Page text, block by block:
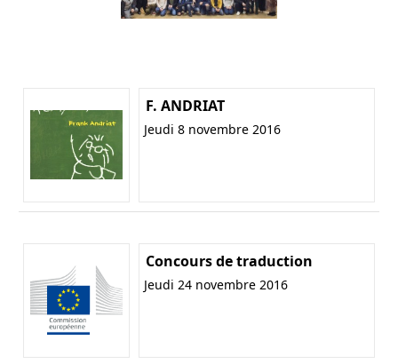
F. ANDRIAT
Jeudi 8 novembre 2016
Concours de traduction
Jeudi 24 novembre 2016